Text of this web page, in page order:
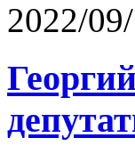
2022/